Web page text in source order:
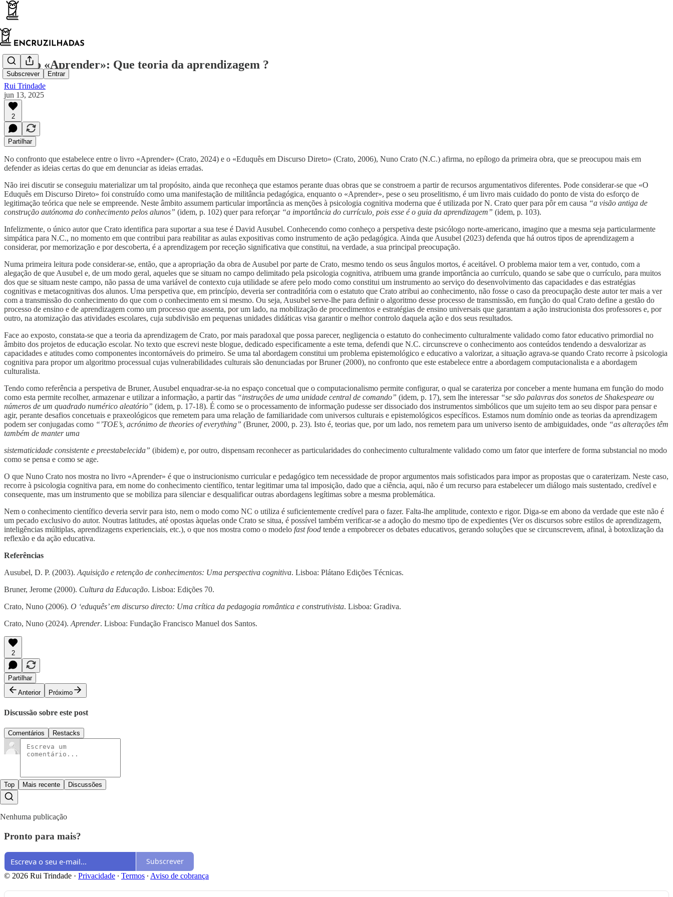
Subscrever Entrar
O livro «Aprender»: Que teoria da aprendizagem ?
Rui Trindade
jun 13, 2025
2
Partilhar
No confronto que estabelece entre o livro «Aprender» (Crato, 2024) e o «Eduquês em Discurso Direto» (Crato, 2006), Nuno Crato (N.C.) afirma, no epílogo da primeira obra, que se preocupou mais em
defender as ideias certas do que em denunciar as ideias erradas.
Não irei discutir se conseguiu materializar um tal propósito, ainda que reconheça que estamos perante duas obras que se constroem a partir de recursos argumentativos diferentes. Pode considerar-se que «O
Eduquês em Discurso Direto» foi construído como uma manifestação de militância pedagógica, enquanto o «Aprender», pese o seu proselitismo, é um livro mais cuidado do ponto de vista do esforço de
legitimação teórica que nele se empreende. Neste âmbito assumem particular importância as menções à psicologia cognitiva moderna que é utilizada por N. Crato quer para pôr em causa “a visão antiga de
construção autónoma do conhecimento pelos alunos” (idem, p. 102) quer para reforçar “a importância do currículo, pois esse é o guia da aprendizagem” (idem, p. 103).
Infelizmente, o único autor que Crato identifica para suportar a sua tese é David Ausubel. Conhecendo como conheço a perspetiva deste psicólogo norte-americano, imagino que a mesma seja particularmente
simpática para N.C., no momento em que contribui para reabilitar as aulas expositivas como instrumento de ação pedagógica. Ainda que Ausubel (2023) defenda que há outros tipos de aprendizagem a
considerar, por memorização e por descoberta, é a aprendizagem por receção significativa que constitui, na verdade, a sua principal preocupação.
Numa primeira leitura pode considerar-se, então, que a apropriação da obra de Ausubel por parte de Crato, mesmo tendo os seus ângulos mortos, é aceitável. O problema maior tem a ver, contudo, com a
alegação de que Ausubel e, de um modo geral, aqueles que se situam no campo delimitado pela psicologia cognitiva, atribuem uma grande importância ao currículo, quando se sabe que o currículo, para muitos
dos que se situam neste campo, não passa de uma variável de contexto cuja utilidade se afere pelo modo como constitui um instrumento ao serviço do desenvolvimento das capacidades e das estratégias
cognitivas e metacognitivas dos alunos. Uma perspetiva que, em princípio, deveria ser contraditória com o estatuto que Crato atribui ao conhecimento, não fosse o caso da preocupação deste autor ter mais a ver
com a transmissão do conhecimento do que com o conhecimento em si mesmo. Ou seja, Ausubel serve-lhe para definir o algoritmo desse processo de transmissão, em função do qual Crato define a gestão do
processo de ensino e de aprendizagem como um processo que assenta, por um lado, na mobilização de procedimentos e estratégias de ensino universais que garantam a ação instrucionista dos professores e, por
outro, na atomização das atividades escolares, cuja subdivisão em pequenas unidades didáticas visa garantir o melhor controlo daquela ação e dos seus resultados.
Face ao exposto, constata-se que a teoria da aprendizagem de Crato, por mais paradoxal que possa parecer, negligencia o estatuto do conhecimento culturalmente validado como fator educativo primordial no
âmbito dos projetos de educação escolar. No texto que escrevi neste blogue, dedicado especificamente a este tema, defendi que N.C. circunscreve o conhecimento aos conteúdos tendendo a desvalorizar as
capacidades e atitudes como componentes incontornáveis do primeiro. Se uma tal abordagem constitui um problema epistemológico e educativo a valorizar, a situação agrava-se quando Crato recorre à psicologia
cognitiva para propor um algoritmo processual cujas vulnerabilidades culturais são denunciadas por Bruner (2000), no confronto que este estabelece entre a abordagem computacionalista e a abordagem
culturalista.
Tendo como referência a perspetiva de Bruner, Ausubel enquadrar-se-ia no espaço concetual que o computacionalismo permite configurar, o qual se carateriza por conceber a mente humana em função do modo
como esta permite recolher, armazenar e utilizar a informação, a partir das “instruções de uma unidade central de comando” (idem, p. 17), sem lhe interessar “se são palavras dos sonetos de Shakespeare ou
números de um quadrado numérico aleatório” (idem, p. 17-18). É como se o processamento de informação pudesse ser dissociado dos instrumentos simbólicos que um sujeito tem ao seu dispor para pensar e
agir, perante desafios concetuais e praxeológicos que remetem para uma relação de familiaridade com universos culturais e epistemológicos específicos. Estamos num domínio onde as teorias da aprendizagem
podem ser conjugadas como “’TOE’s, acrónimo de theories of everything” (Bruner, 2000, p. 23). Isto é, teorias que, por um lado, nos remetem para um universo isento de ambiguidades, onde “as alterações têm
também de manter uma
sistematicidade consistente e preestabelecida” (ibidem) e, por outro, dispensam reconhecer as particularidades do conhecimento culturalmente validado como um fator que interfere de forma substancial no modo
como se pensa e como se age.
O que Nuno Crato nos mostra no livro «Aprender» é que o instrucionismo curricular e pedagógico tem necessidade de propor argumentos mais sofisticados para impor as propostas que o caraterizam. Neste caso,
recorre à psicologia cognitiva para, em nome do conhecimento científico, tentar legitimar uma tal imposição, dado que a ciência, aqui, não é um recurso para estabelecer um diálogo mais sustentado, credível e
consequente, mas um instrumento que se mobiliza para silenciar e desqualificar outras abordagens legítimas sobre a mesma problemática.
Nem o conhecimento científico deveria servir para isto, nem o modo como NC o utiliza é suficientemente credível para o fazer. Falta-lhe amplitude, contexto e rigor. Diga-se em abono da verdade que este não é
um pecado exclusivo do autor. Noutras latitudes, até opostas àquelas onde Crato se situa, é possível também verificar-se a adoção do mesmo tipo de expedientes (Ver os discursos sobre estilos de aprendizagem,
inteligências múltiplas, aprendizagens experienciais, etc.), o que nos mostra como o modelo fast food tende a empobrecer os debates educativos, gerando soluções que se circunscrevem, afinal, à botoxlização da
reflexão e da ação educativa.
Referências
Ausubel, D. P. (2003). Aquisição e retenção de conhecimentos: Uma perspectiva cognitiva. Lisboa: Plátano Edições Técnicas.
Bruner, Jerome (2000). Cultura da Educação. Lisboa: Edições 70.
Crato, Nuno (2006). O ‘eduquês’ em discurso directo: Uma crítica da pedagogia romântica e construtivista. Lisboa: Gradiva.
Crato, Nuno (2024). Aprender. Lisboa: Fundação Francisco Manuel dos Santos.
2
Partilhar
Anterior
Próximo
Discussão sobre este post
Comentários Restacks
Top Mais recente Discussões
Nenhuma publicação
Pronto para mais?
Subscrever
© 2026 Rui Trindade · Privacidade ∙ Termos ∙ Aviso de cobrança